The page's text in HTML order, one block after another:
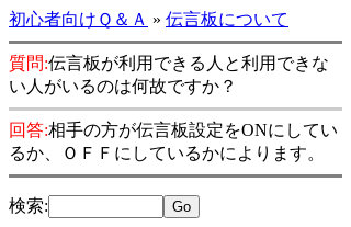
初心者向けＱ＆Ａ » 伝言板について
質問:伝言板が利用できる人と利用できな
い人がいるのは何故ですか？
回答:相手の方が伝言板設定をONにしてい
るか、ＯＦＦにしているかによります。
検索: